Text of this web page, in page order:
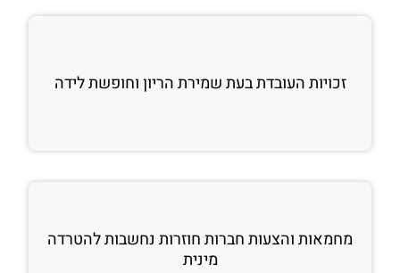
זכויות העובדת בעת שמירת הריון וחופשת לידה
מחמאות והצעות חברות חוזרות נחשבות להטרדה
מינית